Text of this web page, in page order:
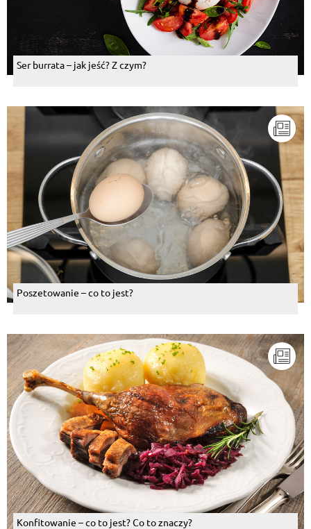
Ser burrata – jak jeść? Z czym?
Poszetowanie – co to jest?
Konfitowanie – co to jest? Co to znaczy?